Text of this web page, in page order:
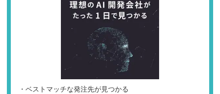
・ベストマッチな発注先が見つかる